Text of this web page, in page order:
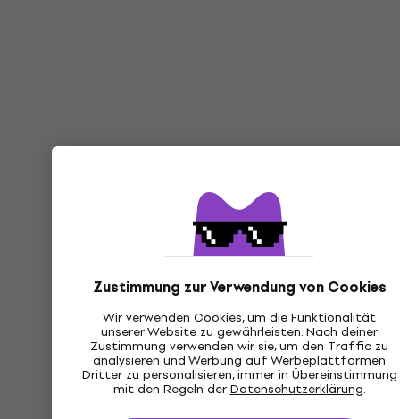
Zustimmung zur Verwendung von Cookies
Wir verwenden Cookies, um die Funktionalität
unserer Website zu gewährleisten. Nach deiner
Zustimmung verwenden wir sie, um den Traffic zu
analysieren und Werbung auf Werbeplattformen
Dritter zu personalisieren, immer in Übereinstimmung
mit den Regeln derDatenschutzerklärung.